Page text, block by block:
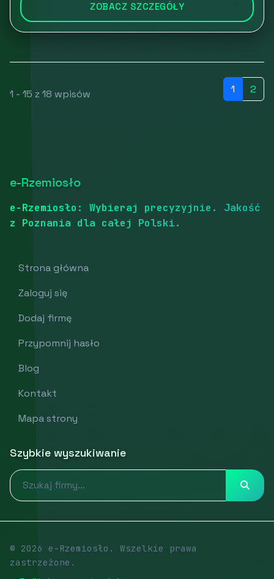
ZOBACZ SZCZEGÓŁY
1 - 15 z 18 wpisów 1 2
e-Rzemiosło
e-Rzemiosło: Wybieraj precyzyjnie. Jakość
z Poznania dla całej Polski.
Strona główna
Zaloguj się
Dodaj firmę
Przypomnij hasło
Blog
Kontakt
Mapa strony
Szybkie wyszukiwanie
© 2026 e-Rzemiosło. Wszelkie prawa
zastrzeżone.